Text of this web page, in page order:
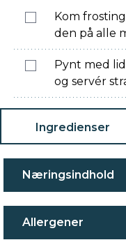
Kom
den på alle
Pynt med
og servér
Ingredienser
Næringsindhold
Allergener